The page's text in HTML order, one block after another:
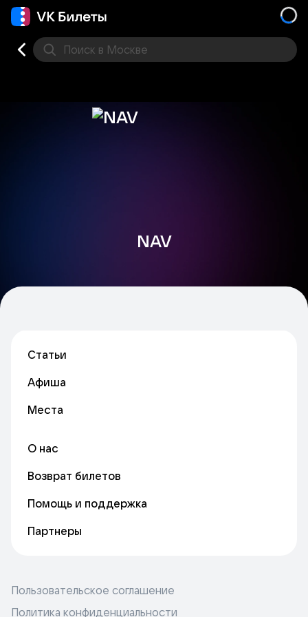
Поиск в Москве
NAV
Статьи
Афиша
Места
О нас
Возврат билетов
Помощь и поддержка
Партнеры
Пользовательское соглашение
Политика конфиденциальности